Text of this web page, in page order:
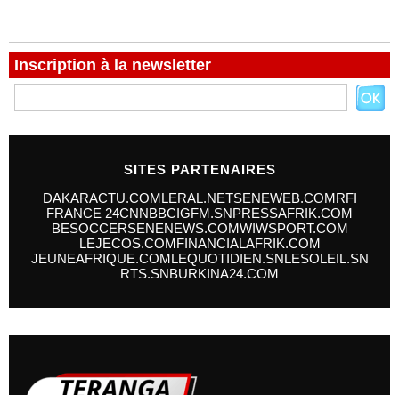
Inscription à la newsletter
SITES PARTENAIRES
DAKARACTU.COMLERAL.NETSENEWEB.COMRFI
FRANCE 24CNNBBCIGFM.SNPRESSAFRIK.COM
BESOCCERSENENEWS.COMWIWSPORT.COM
LEJECOS.COMFINANCIALAFRIK.COM
JEUNEAFRIQUE.COMLEQUOTIDIEN.SNLESOLEIL.SN
RTS.SNBURKINA24.COM